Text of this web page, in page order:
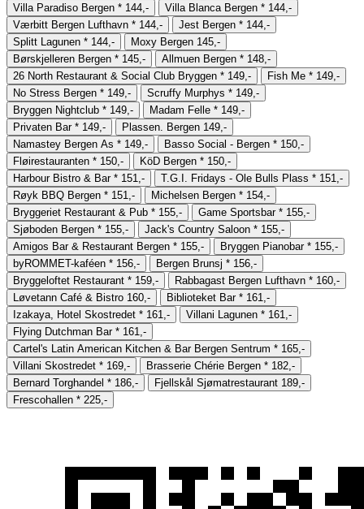
Villa Paradiso Bergen * 144,- Villa Blanca Bergen * 144,-
Værbitt Bergen Lufthavn * 144,- Jest Bergen * 144,-
Splitt Lagunen * 144,- Moxy Bergen 145,-
Børskjelleren Bergen * 145,- Allmuen Bergen * 148,-
26 North Restaurant & Social Club Bryggen * 149,- Fish Me * 149,-
No Stress Bergen * 149,- Scruffy Murphys * 149,-
Bryggen Nightclub * 149,- Madam Felle * 149,-
Privaten Bar * 149,- Plassen. Bergen 149,-
Namastey Bergen As * 149,- Basso Social - Bergen * 150,-
Fløirestauranten * 150,- KöD Bergen * 150,-
Harbour Bistro & Bar * 151,- T.G.I. Fridays - Ole Bulls Plass * 151,-
Røyk BBQ Bergen * 151,- Michelsen Bergen * 154,-
Bryggeriet Restaurant & Pub * 155,- Game Sportsbar * 155,-
Sjøboden Bergen * 155,- Jack's Country Saloon * 155,-
Amigos Bar & Restaurant Bergen * 155,- Bryggen Pianobar * 155,-
byROMMET-kaféen * 156,- Bergen Brunsj * 156,-
Bryggeloftet Restaurant * 159,- Rabbagast Bergen Lufthavn * 160,-
Løvetann Café & Bistro 160,- Biblioteket Bar * 161,-
Izakaya, Hotel Skostredet * 161,- Villani Lagunen * 161,-
Flying Dutchman Bar * 161,-
Cartel's Latin American Kitchen & Bar Bergen Sentrum * 165,-
Villani Skostredet * 169,- Brasserie Chérie Bergen * 182,-
Bernard Torghandel * 186,- Fjellskål Sjømatrestaurant 189,-
Frescohallen * 225,-